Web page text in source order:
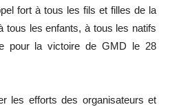
fort à tous les fils et filles de la
tous les enfants, à tous les natifs
pour la victoire de GMD le 28
les efforts des organisateurs et